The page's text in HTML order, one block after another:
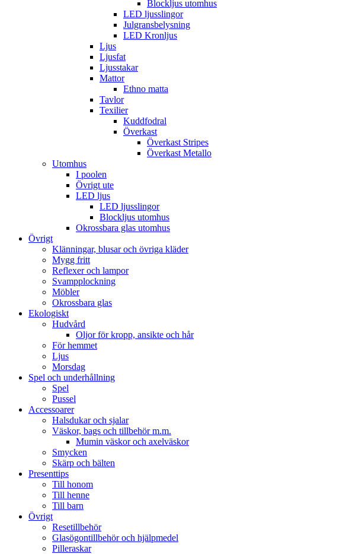
Blockljus utomhus
LED ljusslingor
Julgransbelysning
LED Kronljus
Ljus
Ljusfat
Ljusstakar
Mattor
Ethno matta
Tavlor
Texilier
Kuddfodral
Överkast
Överkast Stripes
Överkast Metallo
Utomhus
I poolen
Övrigt ute
LED ljus
LED ljusslingor
Blockljus utomhus
Okrossbara glas utomhus
Övrigt
Klänningar, blusar och övriga kläder
Mygg fritt
Reflexer och lampor
Svampplockning
Möbler
Okrossbara glas
Ekologiskt
Hudvård
Oljor för kropp, ansikte och hår
För hemmet
Ljus
Morsdag
Spel och underhållning
Spel
Pussel
Accessoarer
Halsdukar och sjalar
Väskor, bags och tillbehör m.m.
Mumin väskor och axelväskor
Smycken
Skärp och bälten
Presenttips
Till honom
Till henne
Till barn
Övrigt
Resetillbehör
Glasögontillbehör och hjälpmedel
Pilleraskar